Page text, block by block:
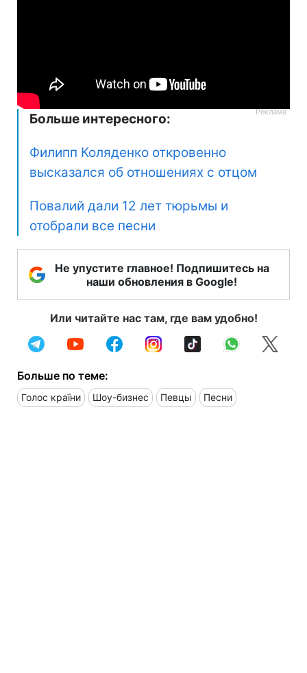
Больше интересного:
Филипп Коляденко откровенно
высказался об отношениях с отцом
Повалий дали 12 лет тюрьмы и
отобрали все песни
Не упустите главное! Подпишитесь на
наши обновления в Google!
Или читайте нас там, где вам удобно!
Больше по теме:
Голос країни Шоу-бизнес Певцы Песни